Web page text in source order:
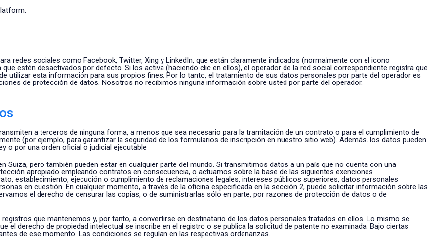
redes sociales como Facebook, Twitter, Xing y LinkedIn, que están claramente indicados (normalmente con el icono
estén desactivados por defecto. Si los activa (haciendo clic en ellos), el operador de la red social correspondiente registra que
utilizar esta información para sus propios fines. Por lo tanto, el tratamiento de sus datos personales por parte del operador es
de protección de datos. Nosotros no recibimos ninguna información sobre usted por parte del operador.
a terceros de ninguna forma, a menos que sea necesario para la tramitación de un contrato o para el cumplimiento de
(por ejemplo, para garantizar la seguridad de los formularios de inscripción en nuestro sitio web). Además, los datos pueden
o por una orden oficial o judicial ejecutable
pero también pueden estar en cualquier parte del mundo. Si transmitimos datos a un país que no cuenta con una
apropiado empleando contratos en consecuencia, o actuamos sobre la base de las siguientes exenciones
establecimiento, ejecución o cumplimiento de reclamaciones legales, intereses públicos superiores, datos personales
en cuestión. En cualquier momento, a través de la oficina especificada en la sección 2, puede solicitar información sobre las
el derecho de censurar las copias, o de suministrarlas sólo en parte, por razones de protección de datos o de
que mantenemos y, por tanto, a convertirse en destinatario de los datos personales tratados en ellos. Lo mismo se
el derecho de propiedad intelectual se inscribe en el registro o se publica la solicitud de patente no examinada. Bajo ciertas
de ese momento. Las condiciones se regulan en las respectivas ordenanzas.